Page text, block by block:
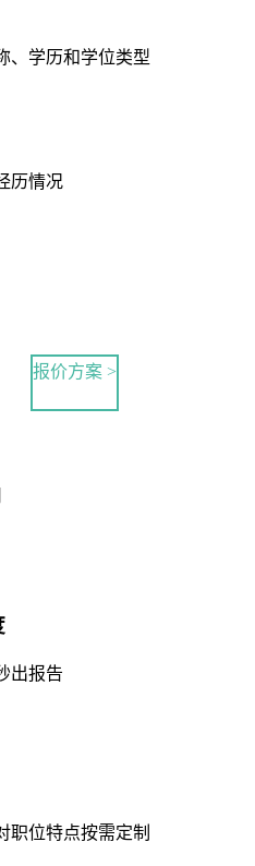
、学历和学位类型
历情况
报价方案 >
出报告
职位特点按需定制